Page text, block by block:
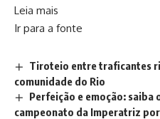
Leia mais
Ir para a fonte
Tiroteio entre traficantes
comunidade do Rio
Perfeição e emoção: saiba
campeonato da Imperatriz